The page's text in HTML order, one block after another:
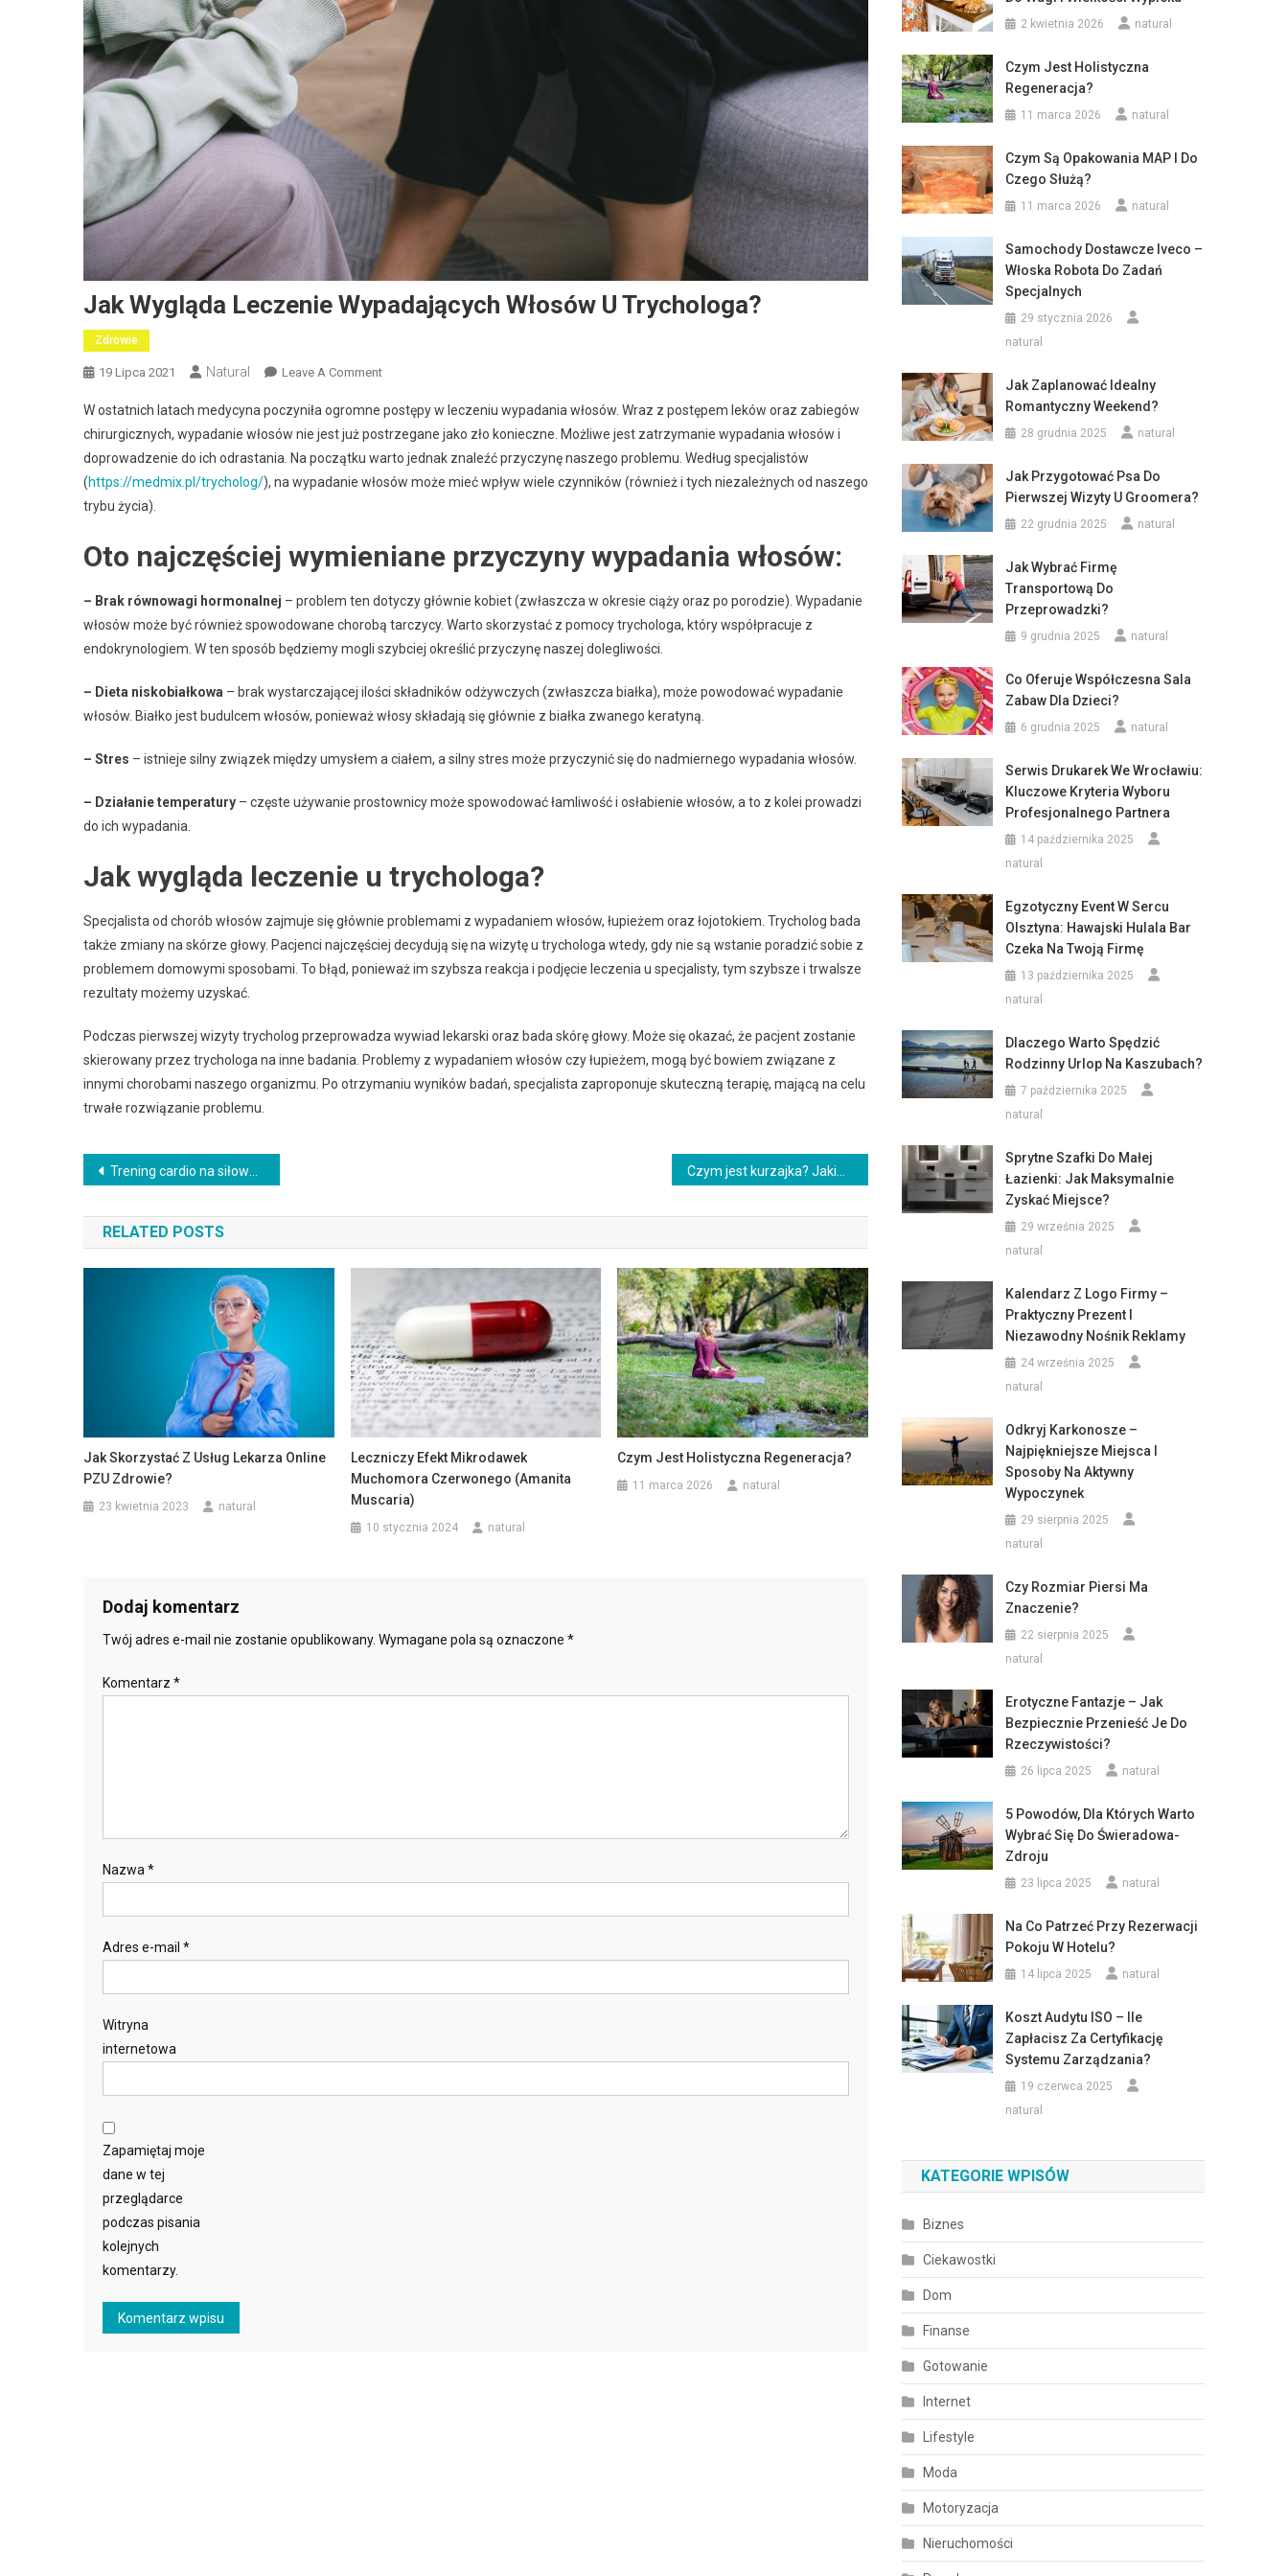
Jak Wygląda Leczenie Wypadających Włosów U Trychologa?
Zdrowie
19 Lipca 2021 Natural Leave A CommentOn
Wygląda
Leczenie
Wypadających
Włosów
W ostatnich latach medycyna poczyniła ogromne postępy w leczeniu wypadania włosów. Wraz z postępem leków oraz zabiegów
chirurgicznych, wypadanie włosów nie jest już postrzegane jako zło konieczne. Możliwe jest zatrzymanie wypadania włosów i
doprowadzenie do ich odrastania. Na początku warto jednak znaleźć przyczynę naszego problemu. Według specjalistów
(https://medmix.pl/trycholog/), na wypadanie włosów może mieć wpływ wiele czynników (również i tych niezależnych od naszego
trybu życia).
Oto najczęściej wymieniane przyczyny wypadania włosów:
– Brak równowagi hormonalnej – problem ten dotyczy głównie kobiet (zwłaszcza w okresie ciąży oraz po porodzie). Wypadanie
włosów może być również spowodowane chorobą tarczycy. Warto skorzystać z pomocy trychologa, który współpracuje z
endokrynologiem. W ten sposób będziemy mogli szybciej określić przyczynę naszej dolegliwości.
– Dieta niskobiałkowa – brak wystarczającej ilości składników odżywczych (zwłaszcza białka), może powodować wypadanie
włosów. Białko jest budulcem włosów, ponieważ włosy składają się głównie z białka zwanego keratyną.
– Stres – istnieje silny związek między umysłem a ciałem, a silny stres może przyczynić się do nadmiernego wypadania włosów.
– Działanie temperatury – częste używanie prostownicy może spowodować łamliwość i osłabienie włosów, a to z kolei prowadzi
do ich wypadania.
Jak wygląda leczenie u trychologa?
Specjalista od chorób włosów zajmuje się głównie problemami z wypadaniem włosów, łupieżem oraz łojotokiem. Trycholog bada
także zmiany na skórze głowy. Pacjenci najczęściej decydują się na wizytę u trychologa wtedy, gdy nie są wstanie poradzić sobie z
problemem domowymi sposobami. To błąd, ponieważ im szybsza reakcja i podjęcie leczenia u specjalisty, tym szybsze i trwalsze
rezultaty możemy uzyskać.
Podczas pierwszej wizyty trycholog przeprowadza wywiad lekarski oraz bada skórę głowy. Może się okazać, że pacjent zostanie
skierowany przez trychologa na inne badania. Problemy z wypadaniem włosów czy łupieżem, mogą być bowiem związane z
innymi chorobami naszego organizmu. Po otrzymaniu wyników badań, specjalista zaproponuje skuteczną terapię, mającą na celu
trwałe rozwiązanie problemu.
Nawigacja
wpisu
Trening cardio na siłowni – na co zwrócić uwagę?
RELATED POSTS
Jak Skorzystać Z Usług Lekarza Online
PZU Zdrowie?
23 kwietnia 2023 natural
Leczniczy Efekt Mikrodawek
Muchomora Czerwonego (Amanita
Muscaria)
10 stycznia 2024 natural
Czym Jest Holistyczna Regeneracja?
11 marca 2026 natural
Dodaj komentarz
Twój adres e-mail nie zostanie opublikowany. Wymagane pola są oznaczone *
Komentarz *
Nazwa*
Adres e-mail *
Witryna
internetowa
Zapamiętaj moje
dane w tej
przeglądarce
podczas pisania
kolejnych
komentarzy.
2 kwietnia 2026 natural
Czym Jest Holistyczna
Regeneracja?
11 marca 2026 natural
Czym Są Opakowania MAP I Do
Czego Służą?
11 marca 2026 natural
Samochody Dostawcze Iveco –
Włoska Robota Do Zadań
Specjalnych
29 stycznia 2026
natural
Jak Zaplanować Idealny
Romantyczny Weekend?
28 grudnia 2025 natural
Jak Przygotować Psa Do
Pierwszej Wizyty U Groomera?
22 grudnia 2025 natural
Jak Wybrać Firmę
Transportową Do
Przeprowadzki?
9 grudnia 2025 natural
Co Oferuje Współczesna Sala
Zabaw Dla Dzieci?
6 grudnia 2025 natural
Serwis Drukarek We Wrocławiu:
Kluczowe Kryteria Wyboru
Profesjonalnego Partnera
14 października 2025
natural
Egzotyczny Event W Sercu
Olsztyna: Hawajski Hulala Bar
Czeka Na Twoją Firmę
13 października 2025
natural
Dlaczego Warto Spędzić
Rodzinny Urlop Na Kaszubach?
7 października 2025
natural
Sprytne Szafki Do Małej
Łazienki: Jak Maksymalnie
Zyskać Miejsce?
29 września 2025
natural
Kalendarz Z Logo Firmy –
Praktyczny Prezent I
Niezawodny Nośnik Reklamy
24 września 2025
natural
Odkryj Karkonosze –
Najpiękniejsze Miejsca I
Sposoby Na Aktywny
Wypoczynek
29 sierpnia 2025
natural
Czy Rozmiar Piersi Ma
Znaczenie?
22 sierpnia 2025
natural
Erotyczne Fantazje – Jak
Bezpiecznie Przenieść Je Do
Rzeczywistości?
26 lipca 2025 natural
5 Powodów, Dla Których Warto
Wybrać Się Do Świeradowa-
Zdroju
23 lipca 2025 natural
Na Co Patrzeć Przy Rezerwacji
Pokoju W Hotelu?
14 lipca 2025 natural
Koszt Audytu ISO – Ile
Zapłacisz Za Certyfikację
Systemu Zarządzania?
19 czerwca 2025
natural
KATEGORIE WPISÓW
Biznes
Ciekawostki
Dom
Finanse
Gotowanie
Internet
Lifestyle
Moda
Motoryzacja
Nieruchomości